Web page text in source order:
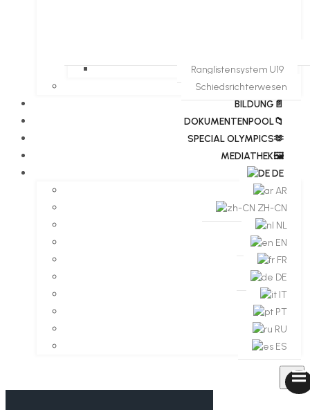
Ranglistensystem U19
Schiedsrichterwesen
BILDUNG📄
DOKUMENTENPOOL📁
​​SPECIAL OLYMPICS🫶
MEDIATHEK🖼️​
DE
AR
ZH-CN
NL
EN
FR
DE
IT
PT
RU
ES